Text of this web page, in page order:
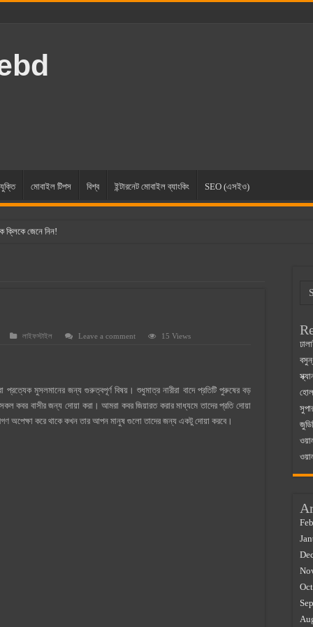
মোবাইল টিপস বিশ্ব ইন্টারনেট মোবাইল ব্যাংকিং SEO (এসইও)
ক্লিকে জেনে নিন!
এর সুযোগ সুবিধা
বাজারে ব্যবসার আইডিয়া
লাইফস্টাইল Leave a comment 15 Views
মুসলমানের জন্য গুরুত্বপূর্ণ বিষয়। শুধুমাত্র নারীরা বাদে প্রতিটি পুরুষের বড়
সকল কবর বাসীর জন্য দোয়া করা। আমরা কবর জিয়ারত করার মাধ্যমে তাদের প্রতি দোয়া
অপেক্ষা করে থাকে কখন তার আপন মানুষ গুলো তাদের জন্য একটু দোয়া করবে।